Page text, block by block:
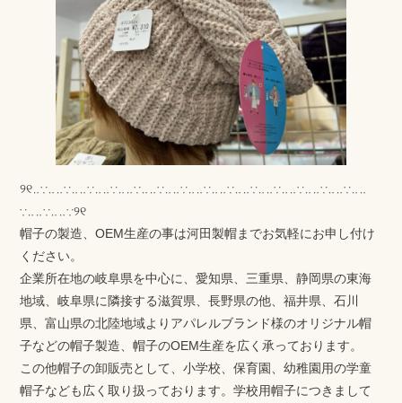
୨୧‥∵‥‥∵‥‥∵‥‥∵‥‥∵‥‥∵‥‥∵‥‥∵‥‥∵‥‥∵‥‥∵‥‥∵‥‥∵‥‥∵‥‥
∵‥‥∵‥‥∵୨୧
帽子の製造、OEM生産の事は河田製帽までお気軽にお申し付け
ください。
企業所在地の岐阜県を中心に、愛知県、三重県、静岡県の東海
地域、岐阜県に隣接する滋賀県、長野県の他、福井県、石川
県、富山県の北陸地域よりアパレルブランド様のオリジナル帽
子などの帽子製造、帽子のOEM生産を広く承っております。
この他帽子の卸販売として、小学校、保育園、幼稚園用の学童
帽子なども広く取り扱っております。学校用帽子につきまして